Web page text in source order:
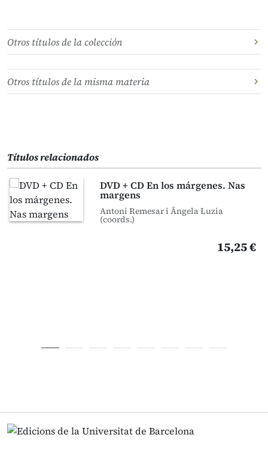
Otros títulos de la colección
Otros títulos de la misma materia
Títulos relacionados
DVD + CD En los márgenes. Nas
margens
Antoni Remesar i Ângela Luzia
(coords.)
15,25 €